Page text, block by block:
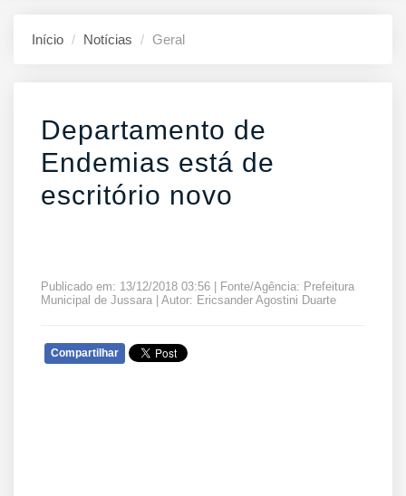
Início Notícias Geral
Departamento de
Endemias está de
escritório novo
Publicado em: 13/12/2018 03:56 | Fonte/Agência: Prefeitura
Municipal de Jussara | Autor: Ericsander Agostini Duarte
Compartilhar